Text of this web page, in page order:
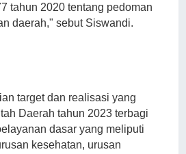
tahun 2020 tentang pedoman
daerah," sebut Siswandi.
target dan realisasi yang
Daerah tahun 2023 terbagi
dasar yang meliputi
kesehatan, urusan